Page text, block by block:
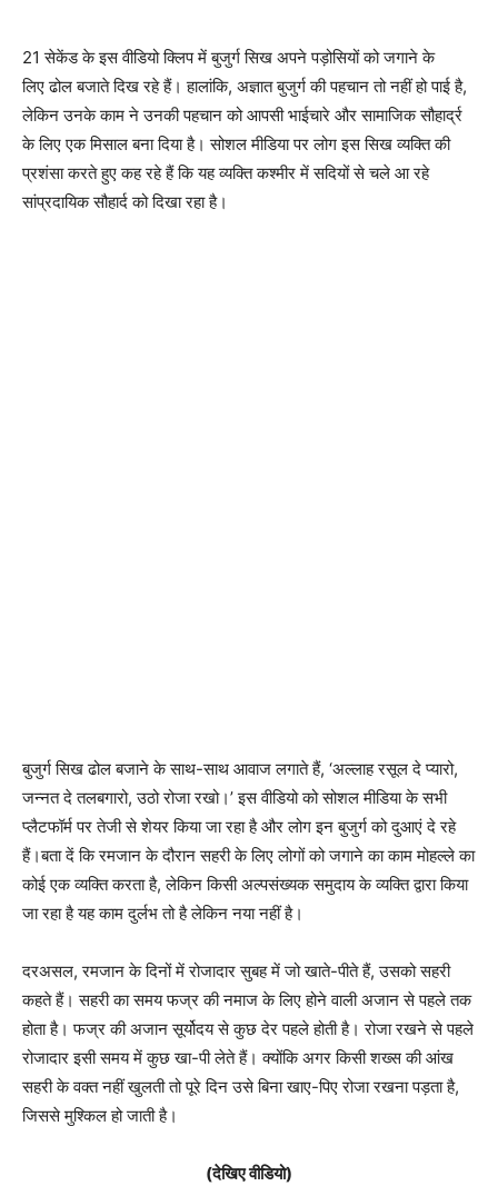
21 सेकेंड के इस वीडियो क्लिप में बुजुर्ग सिख अपने पड़ोसियों को जगाने के
लिए ढोल बजाते दिख रहे हैं। हालांकि, अज्ञात बुजुर्ग की पहचान तो नहीं हो पाई है,
लेकिन उनके काम ने उनकी पहचान को आपसी भाईचारे और सामाजिक सौहार्द्र
के लिए एक मिसाल बना दिया है। सोशल मीडिया पर लोग इस सिख व्यक्ति की
प्रशंसा करते हुए कह रहे हैं कि यह व्यक्ति कश्मीर में सदियों से चले आ रहे
सांप्रदायिक सौहार्द को दिखा रहा है।
बुजुर्ग सिख ढोल बजाने के साथ-साथ आवाज लगाते हैं, ‘अल्लाह रसूल दे प्यारो,
जन्नत दे तलबगारो, उठो रोजा रखो।’ इस वीडियो को सोशल मीडिया के सभी
प्लैटफॉर्म पर तेजी से शेयर किया जा रहा है और लोग इन बुजुर्ग को दुआएं दे रहे
हैं।बता दें कि रमजान के दौरान सहरी के लिए लोगों को जगाने का काम मोहल्ले का
कोई एक व्यक्ति करता है, लेकिन किसी अल्पसंख्यक समुदाय के व्यक्ति द्वारा किया
जा रहा है यह काम दुर्लभ तो है लेकिन नया नहीं है।
दरअसल, रमजान के दिनों में रोजादार सुबह में जो खाते-पीते हैं, उसको सहरी
कहते हैं। सहरी का समय फज्र की नमाज के लिए होने वाली अजान से पहले तक
होता है। फज्र की अजान सूर्योदय से कुछ देर पहले होती है। रोजा रखने से पहले
रोजादार इसी समय में कुछ खा-पी लेते हैं। क्योंकि अगर किसी शख्स की आंख
सहरी के वक्त नहीं खुलती तो पूरे दिन उसे बिना खाए-पिए रोजा रखना पड़ता है,
जिससे मुश्किल हो जाती है।
(देखिए वीडियो)